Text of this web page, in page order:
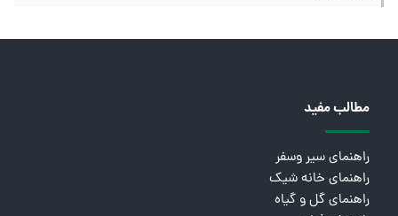
مطالب مفید
راهنمای سیر وسفر
راهنمای خانه شیک
راهنمای گل و گیاه